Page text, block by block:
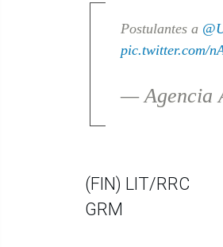
Postulantes a
pic.twitter.com/
— Agencia
(FIN) LIT/RRC
GRM